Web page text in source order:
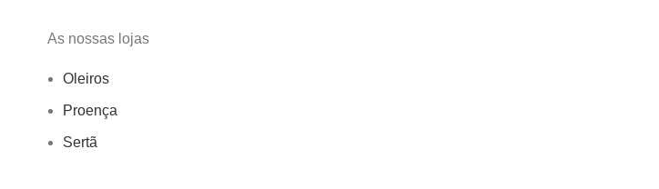
As nossas lojas
Oleiros
Proença
Sertã